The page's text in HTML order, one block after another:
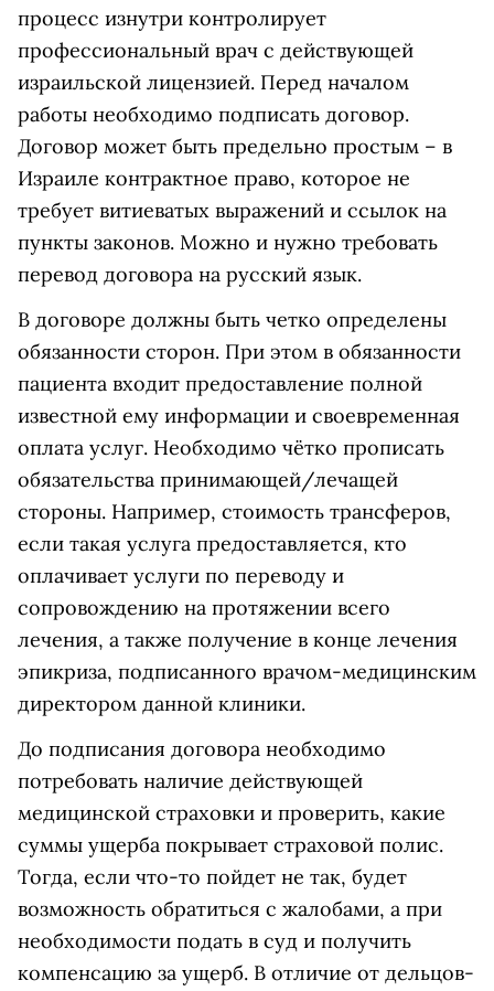
процесс изнутри контролирует
профессиональный врач с действующей
израильской лицензией. Перед началом
работы необходимо подписать договор.
Договор может быть предельно простым – в
Израиле контрактное право, которое не
требует витиеватых выражений и ссылок на
пункты законов. Можно и нужно требовать
перевод договора на русский язык.
В договоре должны быть четко определены
обязанности сторон. При этом в обязанности
пациента входит предоставление полной
известной ему информации и своевременная
оплата услуг. Необходимо чётко прописать
обязательства принимающей/лечащей
стороны. Например, стоимость трансферов,
если такая услуга предоставляется, кто
оплачивает услуги по переводу и
сопровождению на протяжении всего
лечения, а также получение в конце лечения
эпикриза, подписанного врачом-медицинским
директором данной клиники.
До подписания договора необходимо
потребовать наличие действующей
медицинской страховки и проверить, какие
суммы ущерба покрывает страховой полис.
Тогда, если что-то пойдет не так, будет
возможность обратиться с жалобами, а при
необходимости подать в суд и получить
компенсацию за ущерб. В отличие от дельцов-